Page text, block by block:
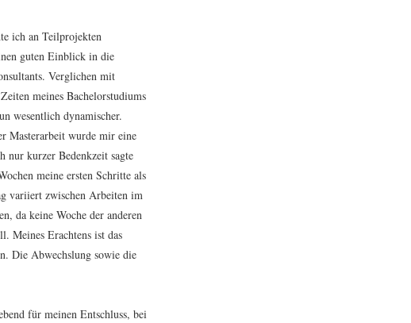
ich an Teilprojekten
guten Einblick in die
Verglichen mit
meines Bachelorstudiums
wesentlich dynamischer.
Masterarbeit wurde mir eine
nur kurzer Bedenkzeit sagte
meine ersten Schritte als
variiert zwischen Arbeiten im
da keine Woche der anderen
Meines Erachtens ist das
Die Abwechslung sowie die
für meinen Entschluss, bei